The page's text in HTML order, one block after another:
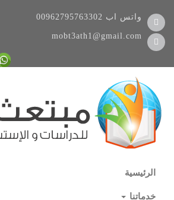
00962795763302 واتس اب
mobt3ath1@gmail.com
الرئيسية
خدماتنا